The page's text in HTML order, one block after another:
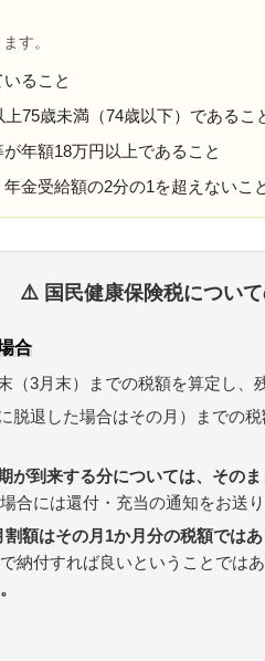
す。
ること
75歳未満（74歳以下）であるこ
年額18万円以上であること
金受給額の2分の1を超えないこ
⚠️ 国民健康保険税につい
合
（3月末）までの税額を算定し、
脱退した場合はその月）までの
が到来する分については、その
合には還付・充当の通知をお送り
割額はその月1か月分の税額では
納付すれば良いということではあ